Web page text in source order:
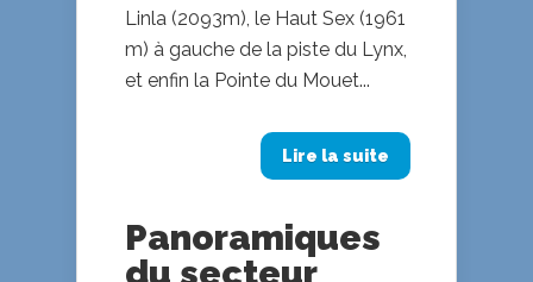
Linla (2093m), le Haut Sex (1961
m) à gauche de la piste du Lynx,
et enfin la Pointe du Mouet...
Lire la suite
Panoramiques
du secteur